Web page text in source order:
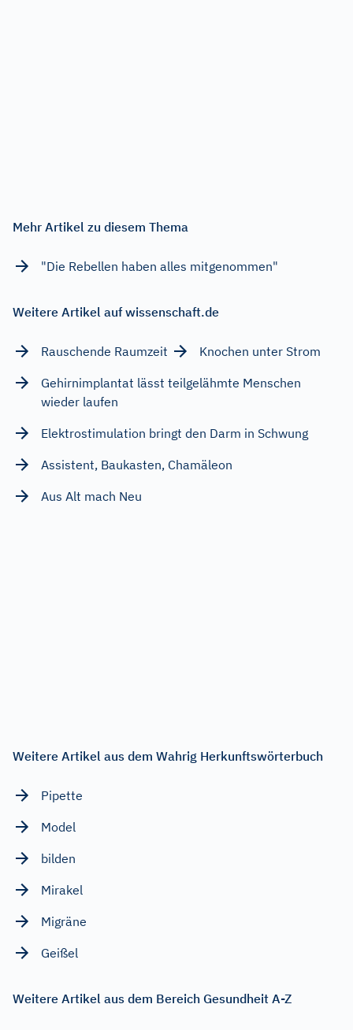
Mehr Artikel zu diesem Thema
"Die Rebellen haben alles mitgenommen"
Weitere Artikel auf wissenschaft.de
Rauschende Raumzeit
Knochen unter Strom
Gehirnimplantat lässt teilgelähmte Menschen
wieder laufen
Elektrostimulation bringt den Darm in Schwung
Assistent, Baukasten, Chamäleon
Aus Alt mach Neu
Weitere Artikel aus dem Wahrig Herkunftswörterbuch
Pipette
Model
bilden
Mirakel
Migräne
Geißel
Weitere Artikel aus dem Bereich Gesundheit A-Z